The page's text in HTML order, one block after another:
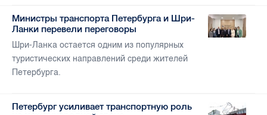
Министры транспорта Петербурга и Шри-
Ланки перевели переговоры
Шри-Ланка остается одним из популярных
туристических направлений среди жителей
Петербурга.
Петербург усиливает транспортную роль